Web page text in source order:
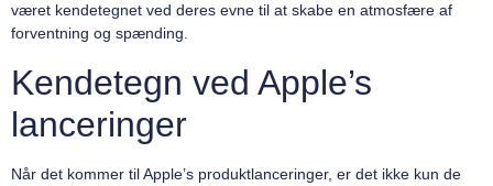
været kendetegnet ved deres evne til at skabe en atmosfære af
forventning og spænding.
Kendetegn ved Apple’s
lanceringer
Når det kommer til Apple’s produktlanceringer, er det ikke kun de